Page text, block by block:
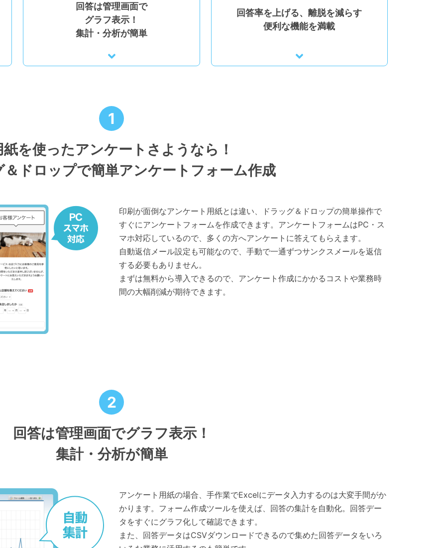
回答は管理画面で
グラフ表示！
集計・分析が簡単
回答率を上げる、離脱を減らす
便利な機能を満載
1
紙を使ったアンケートさようなら！
＆ドロップで簡単アンケートフォーム作成
印刷が面倒なアンケート用紙とは違い、ドラッグ＆ドロップの簡単操作で
すぐにアンケートフォームを作成できます。アンケートフォームはPC・ス
マホ対応しているので、多くの方へアンケートに答えてもらえます。
自動返信メール設定も可能なので、手動で一通ずつサンクスメールを返信
する必要もありません。
まずは無料から導入できるので、アンケート作成にかかるコストや業務時
間の大幅削減が期待できます。
2
回答は管理画面でグラフ表示！
集計・分析が簡単
アンケート用紙の場合、手作業でExcelにデータ入力するのは大変手間がか
かります。フォーム作成ツールを使えば、回答の集計を自動化。回答デー
タをすぐにグラフ化して確認できます。
また、回答データはCSVダウンロードできるので集めた回答データをいろ